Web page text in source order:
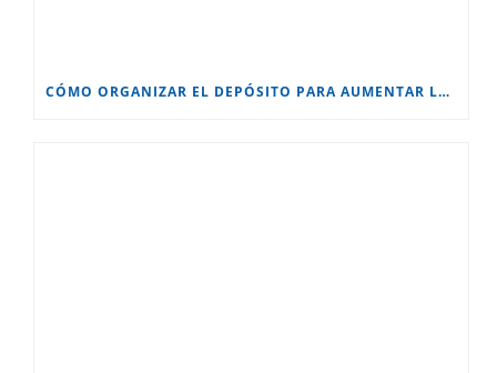
CÓMO ORGANIZAR EL DEPÓSITO PARA AUMENTAR LA PRODUCTIVIDAD